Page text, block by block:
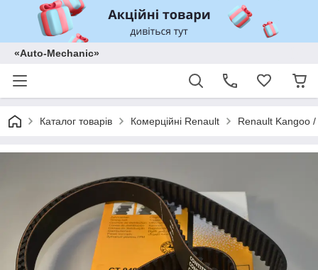
«Auto-Mechanic»
Каталог товарів Комерційні Renault Renault Kangoo